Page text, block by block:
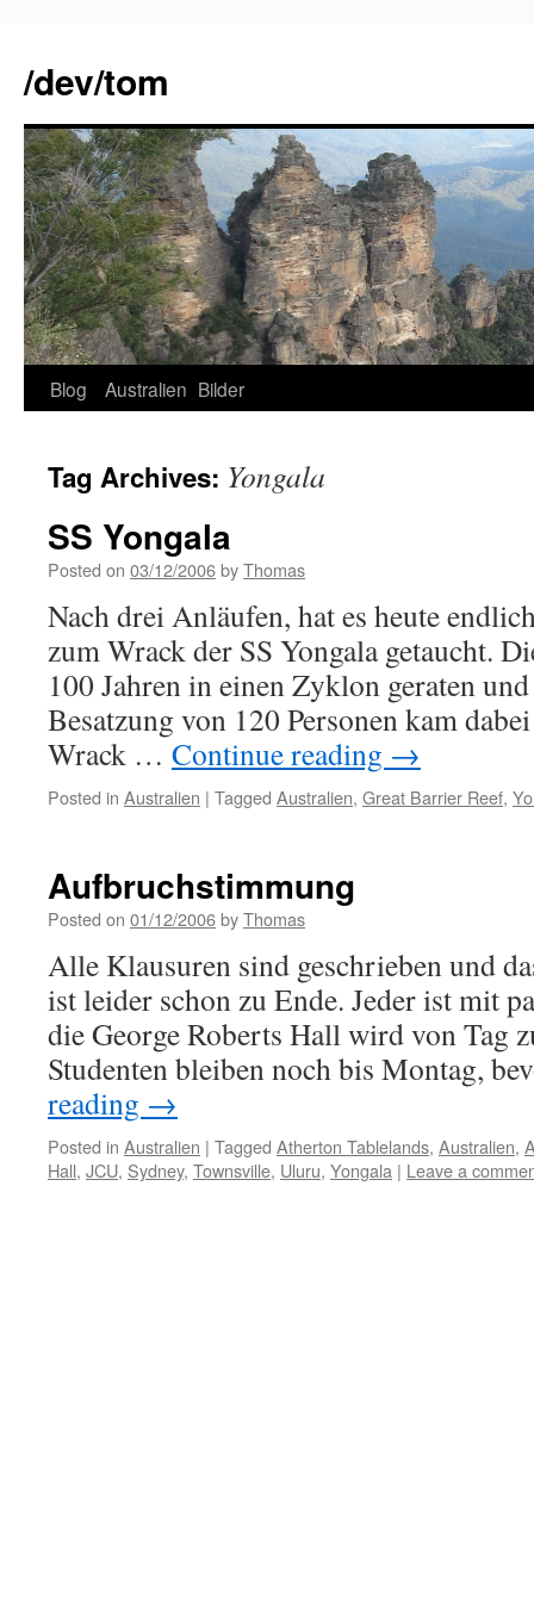
content
/dev/tom
Blog Australien Bilder
Tag Archives: Yongala
SS Yongala
Posted on 03/12/2006byThomas
Nach drei Anläufen, hat es heute
zum Wrack der SS Yongala getaucht.
100 Jahren in einen Zyklon geraten
Besatzung von 120 Personen kam
Wrack … Continue reading →
Posted in Australien | Tagged Australien, Great Barrier Reef,
Aufbruchstimmung
Posted on 01/12/2006byThomas
Alle Klausuren sind geschrieben und
ist leider schon zu Ende. Jeder ist mit
die George Roberts Hall wird von Tag
Studenten bleiben noch bis Montag,
reading →
Posted in Australien | Tagged Atherton Tablelands, Australien,
Hall, JCU, Sydney, Townsville, Uluru, Yongala | Leave a